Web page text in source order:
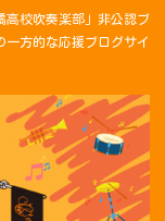
高校吹奏楽部」非公認ブ
一方的な応援ブログサイ